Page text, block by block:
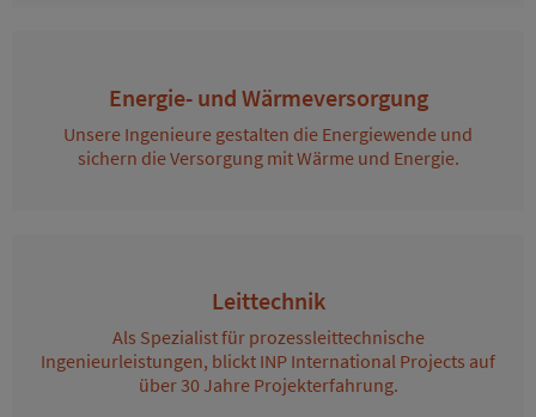
Energie- und Wärmeversorgung
Unsere Ingenieure gestalten die Energiewende und
sichern die Versorgung mit Wärme und Energie.
Leittechnik
Als Spezialist für prozessleittechnische
Ingenieurleistungen, blickt INP International Projects auf
über 30 Jahre Projekterfahrung.